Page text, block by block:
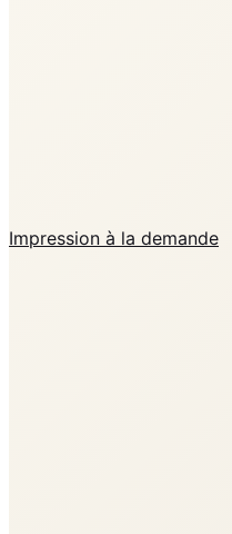
Impression à la demande